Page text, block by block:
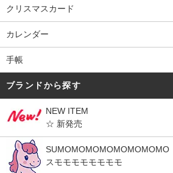
クリスマスカード
カレンダー
手帳
ブランドから探す
NEW ITEM
☆ 新発売
SUMOMOMOMOMOMOMOMO
スモモモモモモモモ